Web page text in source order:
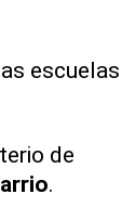
escuelas
de
.